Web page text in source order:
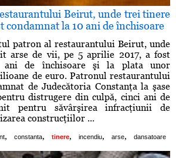
Beirut, unde trei tinere
condamnat la 10 ani de închisoare
patron al restaurantului Beirut, unde
arse de vii, pe 5 aprilie 2017, a fost
ani de închisoare şi la plata unor
de euro. Patronul restaurantului
de Judecătoria Constanţa la şase
distrugere din culpă, cinci ani de
pentru săvârşirea infracţiunii de
construcţiilor ...
, constanta, tinere, incendiu, arse, dansatoare